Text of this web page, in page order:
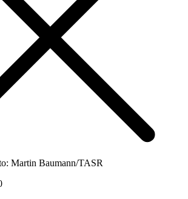
Martin Baumann/TASR